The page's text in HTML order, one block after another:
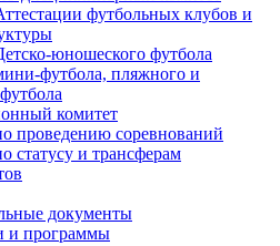
футбольных клубов и
юношеского футбола
футбола, пляжного и
комитет
проведению соревнований
статусу и трансферам
документы
и программы